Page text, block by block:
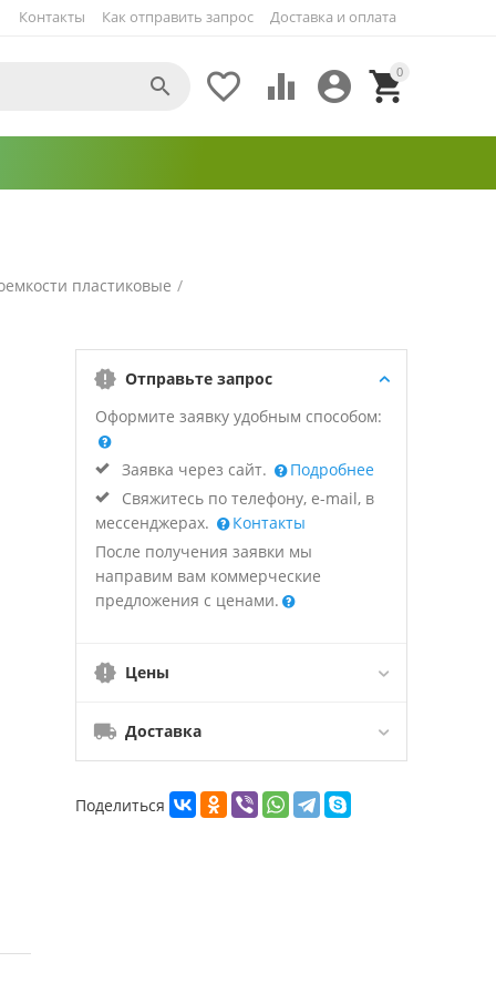
Как отправить запрос Доставка и оплата
Контакты
0


 

пластиковые /
Отправьте запрос
Оформите заявку удобным способом:
Заявка через сайт.
Подробнее
Свяжитесь по телефону, e-mail, в
мессенджерах.
Контакты
После получения заявки мы
направим вам коммерческие
предложения с ценами.
Цены
Доставка
Поделиться